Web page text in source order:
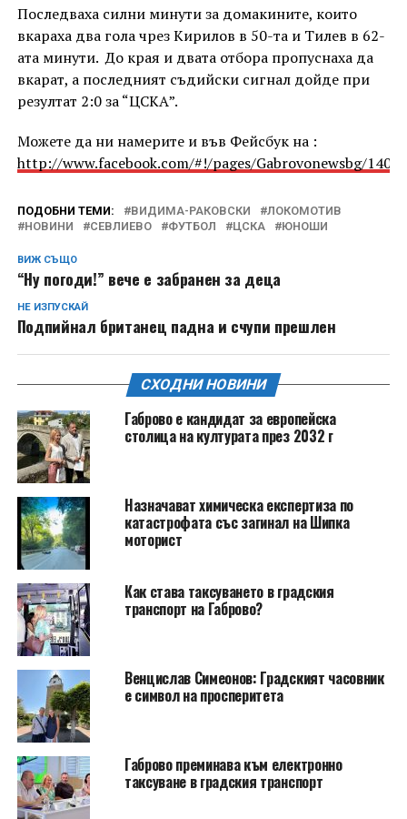
Последваха силни минути за домакините, които
вкараха два гола чрез Кирилов в 50-та и Тилев в 62-
ата минути. До края и двата отбора пропуснаха да
вкарат, а последният съдийски сигнал дойде при
резултат 2:0 за “ЦСКА”.
Можете да ни намерите и във Фейсбук на :
http://www.facebook.com/#!/pages/Gabrovonewsbg/
ПОДОБНИ ТЕМИ: ВИДИМА-РАКОВСКИ
ЛОКОМОТИВ
НОВИНИ
СЕВЛИЕВО ФУТБОЛ ЦСКА ЮНОШИ
ВИЖ СЪЩО
“Ну погоди!” вече е забранен за деца
НЕ ИЗПУСКАЙ
Подпийнал британец падна и счупи прешлен
СХОДНИ НОВИНИ
Габрово е кандидат за европейска
столица на културата през 2032 г
Назначават химическа експертиза по
катастрофата със загинал на Шипка
моторист
Как става таксуването в градския
транспорт на Габрово?
Венцислав Симеонов: Градският часовник
е символ на просперитета
Габрово преминава към електронно
таксуване в градския транспорт